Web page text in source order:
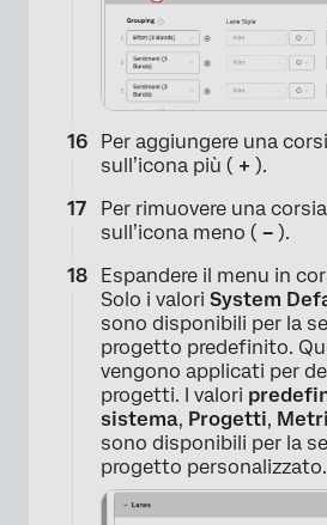
Per aggiungere una
sull’icona più ( + ).
Per rimuovere una
sull’icona meno ( – ).
Espandere il menu in
Solo i valori System
sono disponibili per la
progetto predefinito.
vengono applicati per
progetti. I valori
sistema, Progetti,
sono disponibili per la
progetto personalizzato.